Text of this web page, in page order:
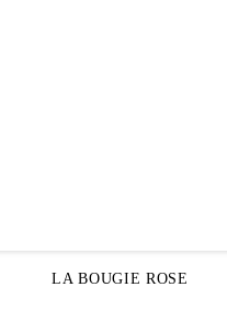
LA BOUGIE ROSE